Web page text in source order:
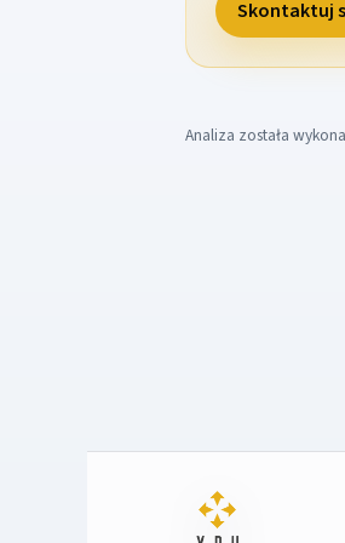
Skontaktuj
Analiza została